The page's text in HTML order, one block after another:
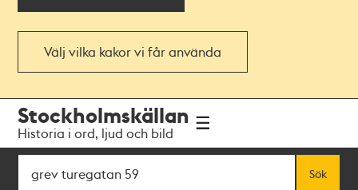
Välj vilka kakor vi får använda
navigationen
huvudinnehållet
Stockholmskällan
Historia i ord, ljud och bild
Sök
Sök